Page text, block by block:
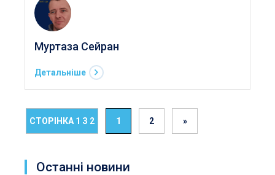
Муртаза Сейран
Детальніше
СТОРІНКА 1 З 2 1 2 »
Останні новини